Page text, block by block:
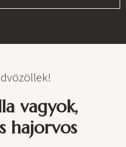
vagyok,
hajorvos